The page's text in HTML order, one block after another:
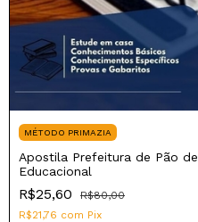
MÉTODO PRIMAZIA
Apostila Prefeitura de Pão
Educacional
R$25,60
R$80,00
R$21,76 com Pix